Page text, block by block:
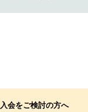
入会をご検討の方へ